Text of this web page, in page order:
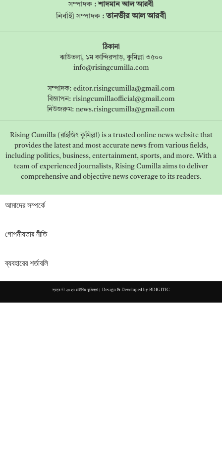
সম্পাদক :শাদমান আল আরবী
নির্বাহী সম্পাদক :তানভীর আল আরবী
ঠিকানা
ঝাউতলা, ১ম কান্দিরপাড়, কুমিল্লা ৩৫০০
info@risingcumilla.com
সম্পাদক: editor.risingcumilla@gmail.com
বিজ্ঞাপন: risingcumillaofficial@gmail.com
নিউজরুম: news.risingcumilla@gmail.com
Rising Cumilla (রাইজিং কুমিল্লা) is a trusted online news website that
provides the latest and most accurate news from various fields,
including politics, business, entertainment, sports, and more. With a
team of experienced journalists, Rising Cumilla aims to deliver
comprehensive and objective news coverage to its readers.
আমাদের সম্পর্কে
গোপনীয়তার নীতি
ব্যবহারের শর্তাবলি
স্বত্ব © ২০২৩ রাইজিং কুমিল্লা। Design & Developed by BDIGITIC